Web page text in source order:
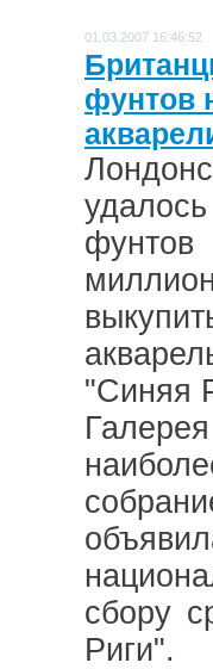
01.03.2007 16:46:52
фунтов
"Синяя
сбору
Риги".